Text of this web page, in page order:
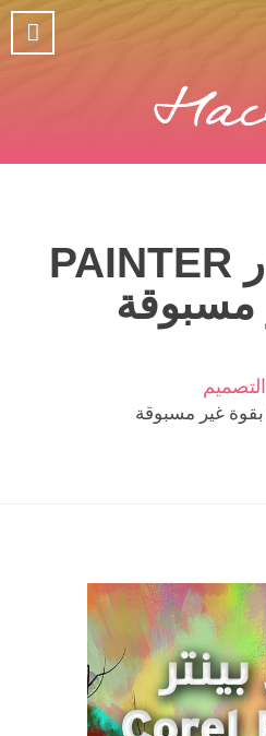
كوريل تصدر PAINTER
التصميم